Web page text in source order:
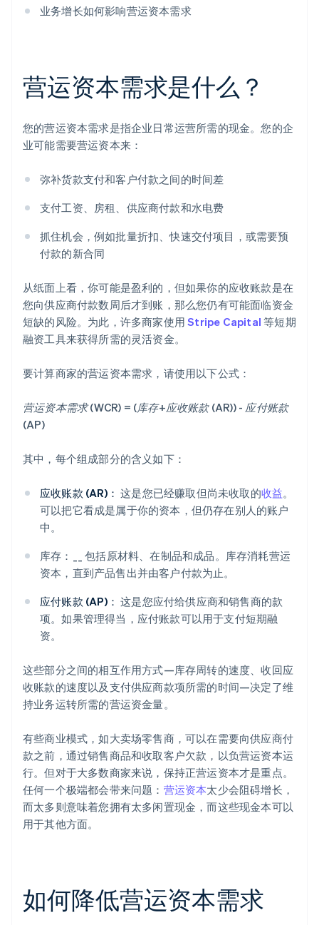
业务增长如何影响营运资本需求
营运资本需求是什么？
您的营运资本需求是指企业日常运营所需的现金。您的企
业可能需要营运资本来：
弥补货款支付和客户付款之间的时间差
支付工资、房租、供应商付款和水电费
抓住机会，例如批量折扣、快速交付项目，或需要预
付款的新合同
从纸面上看，你可能是盈利的，但如果你的应收账款是在
您向供应商付款数周后才到账，那么您仍有可能面临资金
短缺的风险。为此，许多商家使用Stripe Capital 等短期
融资工具来获得所需的灵活资金。
要计算商家的营运资本需求，请使用以下公式：
营运资本需求 (WCR) = (库存+应收账款 (AR)) - 应付账款
(AP)
其中，每个组成部分的含义如下：
应收账款 (AR)： 这是您已经赚取但尚未收取的收益。
可以把它看成是属于你的资本，但仍存在别人的账户
中。
库存：__ 包括原材料、在制品和成品。库存消耗营运
资本，直到产品售出并由客户付款为止。
应付账款 (AP)： 这是您应付给供应商和销售商的款
项。如果管理得当，应付账款可以用于支付短期融
资。
这些部分之间的相互作用方式—库存周转的速度、收回应
收账款的速度以及支付供应商款项所需的时间—决定了维
持业务运转所需的营运资金量。
有些商业模式，如大卖场零售商，可以在需要向供应商付
款之前，通过销售商品和收取客户欠款，以负营运资本运
行。但对于大多数商家来说，保持正营运资本才是重点。
任何一个极端都会带来问题： 营运资本太少会阻碍增长，
而太多则意味着您拥有太多闲置现金，而这些现金本可以
用于其他方面。
如何降低营运资本需求